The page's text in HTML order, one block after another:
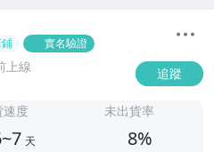
實名驗證
上線 追蹤
速度
天
未出貨率
8%